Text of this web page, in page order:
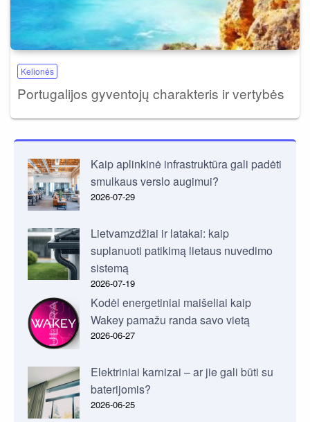
Kelionės
Portugalijos gyventojų charakteris ir vertybės
Kaip aplinkinė infrastruktūra gali padėti
smulkaus verslo augimui?
2026-07-29
Lietvamzdžiai ir latakai: kaip
suplanuoti patikimą lietaus nuvedimo
sistemą
2026-07-19
Kodėl energetiniai maišeliai kaip
Wakey pamažu randa savo vietą
2026-06-27
Elektriniai karnizai – ar jie gali būti su
baterijomis?
2026-06-25